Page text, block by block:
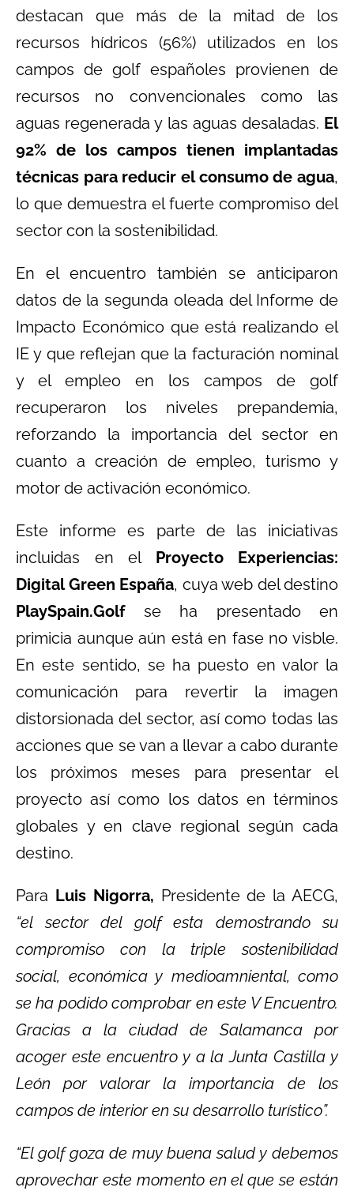
destacan que más de la mitad de los
recursos hídricos (56%) utilizados en los
campos de golf españoles provienen de
recursos no convencionales como las
aguas regenerada y las aguas desaladas. El
92% de los campos tienen implantadas
técnicas para reducir el consumo de agua,
lo que demuestra el fuerte compromiso del
sector con la sostenibilidad.
En el encuentro también se anticiparon
datos de la segunda oleada del Informe de
Impacto Económico que está realizando el
IE y que reflejan que la facturación nominal
y el empleo en los campos de golf
recuperaron los niveles prepandemia,
reforzando la importancia del sector en
cuanto a creación de empleo, turismo y
motor de activación económico.
Este informe es parte de las iniciativas
incluidas en el Proyecto Experiencias:
Digital Green España, cuya web del destino
PlaySpain.Golfse ha presentado en
primicia aunque aún está en fase no visble.
En este sentido, se ha puesto en valor la
comunicación para revertir la imagen
distorsionada del sector, así como todas las
acciones que se van a llevar a cabo durante
los próximos meses para presentar el
proyecto así como los datos en términos
globales y en clave regional según cada
destino.
Para Luis Nigorra, Presidente de la AECG,
“el sector del golf esta demostrando su
compromiso con la triple sostenibilidad
social, económica y medioamniental, como
se ha podido comprobar en este V Encuentro.
Gracias a la ciudad de Salamanca por
acoger este encuentro y a la Junta Castilla y
León por valorar la importancia de los
campos de interior en su desarrollo turístico”.
“El golf goza de muy buena salud y debemos
aprovechar este momento en el que se están